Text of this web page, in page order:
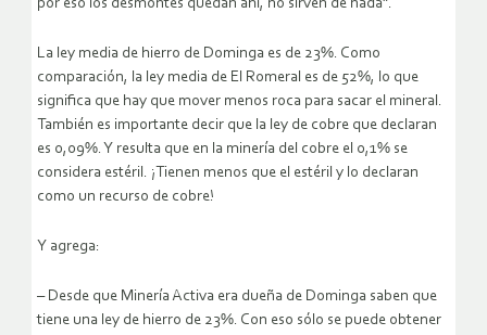
por eso los desmontes quedan ahí, no sirven de nada”.
La ley media de hierro de Dominga es de 23%. Como
comparación, la ley media de El Romeral es de 52%, lo que
significa que hay que mover menos roca para sacar el mineral.
También es importante decir que la ley de cobre que declaran
es 0,09%. Y resulta que en la minería del cobre el 0,1% se
considera estéril. ¡Tienen menos que el estéril y lo declaran
como un recurso de cobre!
Y agrega:
– Desde que Minería Activa era dueña de Dominga saben que
tiene una ley de hierro de 23%. Con eso sólo se puede obtener